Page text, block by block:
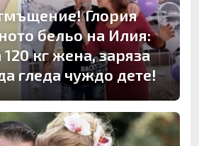
Глория
бельо на Илия:
кг жена, заряза
гледа чуждо дете!